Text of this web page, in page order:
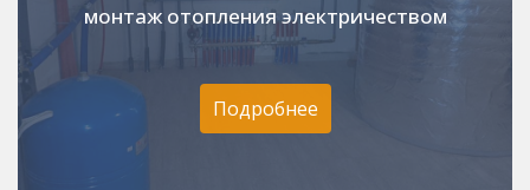
монтаж отопления электричеством
Подробнее